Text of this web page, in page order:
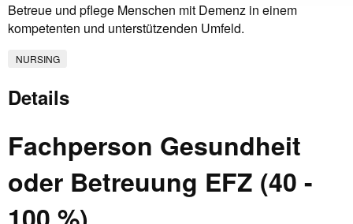
Betreue und pflege Menschen mit Demenz in einem
kompetenten und unterstützenden Umfeld.
NURSING
Details
Fachperson Gesundheit
oder Betreuung EFZ (40 -